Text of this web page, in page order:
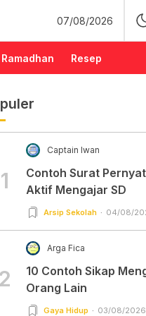
07/08/2026
Ramadhan Resep
1
Captain Iwan
Contoh Surat
Aktif Mengajar SD
Arsip Sekolah 04/08/
2
Arga Fica
10 Contoh Sikap
Orang Lain
Gaya Hidup 03/08/2026